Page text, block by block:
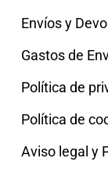
Envíos y
Gastos de
Política de
Política de
Aviso legal y